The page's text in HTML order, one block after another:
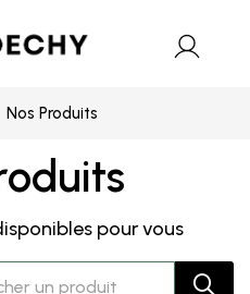
Nos Produits
pour vous